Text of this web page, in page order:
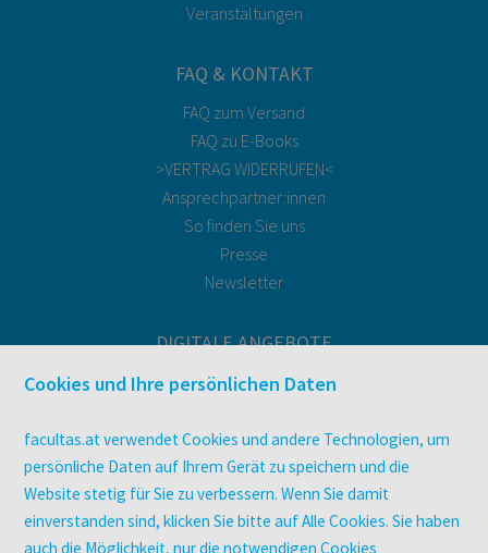
Veranstaltungen
FAQ & KONTAKT
FAQ zum Versand
FAQ zu E-Books
>VERTRAG WIDERRUFEN<
Ansprechpartner:innen
So finden Sie uns
Presse
Newsletter
DIGITALE ANGEBOTE
Überblick
utb elibrary
E-Books
facultas Club
Cookies und Ihre persönlichen Daten
facultas.at verwendet Cookies und andere Technologien, um
persönliche Daten auf Ihrem Gerät zu speichern und die
Website stetig für Sie zu verbessern. Wenn Sie damit
einverstanden sind, klicken Sie bitte auf Alle Cookies. Sie haben
auch die Möglichkeit, nur die notwendigen Cookies